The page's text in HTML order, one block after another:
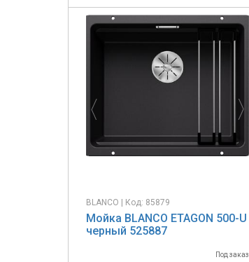
Previous
BLANCO | Код: 85879
Мойка BLANCO ETAGON 500-U
черный 525887
Под заказ